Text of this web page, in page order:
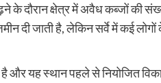
के दौरान क्षेत्र में अवैध कब्जों की
दी जाती है, लेकिन सर्वे में कई
और यह स्थान पहले से नियोजित